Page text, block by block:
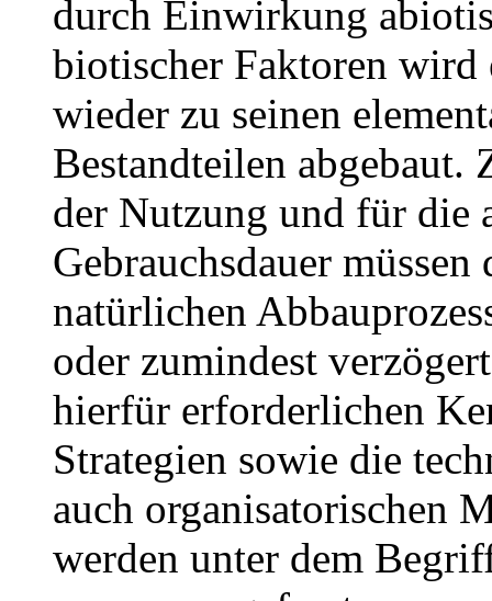
durch Einwirkung
biotischer Faktoren wird
wieder zu seinen
Bestandteilen abgebaut.
der Nutzung und für die
Gebrauchsdauer müssen
natürlichen
oder zumindest
hierfür erforderlichen
Strategien sowie die
auch organisatorischen
werden unter dem